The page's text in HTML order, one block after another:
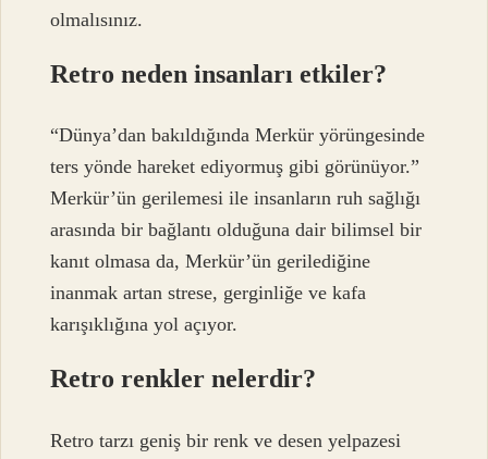
olmalısınız.
Retro neden insanları etkiler?
“Dünya’dan bakıldığında Merkür yörüngesinde
ters yönde hareket ediyormuş gibi görünüyor.”
Merkür’ün gerilemesi ile insanların ruh sağlığı
arasında bir bağlantı olduğuna dair bilimsel bir
kanıt olmasa da, Merkür’ün gerilediğine
inanmak artan strese, gerginliğe ve kafa
karışıklığına yol açıyor.
Retro renkler nelerdir?
Retro tarzı geniş bir renk ve desen yelpazesi